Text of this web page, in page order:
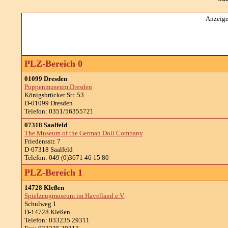
PLZ-Bereich 0
01099 Dresden
Puppenmuseum Dresden
Königsbrücker Str. 53
D-01099 Dresden
Telefon: 0351/56355721
07318 Saalfeld
The Museum of the German Doll Company
Friedensstr. 7
D-07318 Saalfeld
Telefon: 049 (0)3671 46 15 80
PLZ-Bereich 1
14728 Kleßen
Spielzeugmuseum im Havelland e.V.
Schulweg 1
D-14728 Kleßen
Telefon: 033235 29311